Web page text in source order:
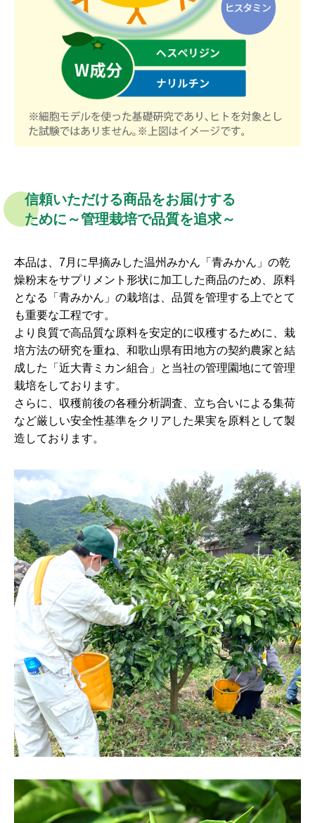
信頼いただける商品をお届けする
ために～管理栽培で品質を追求～
本品は、7月に早摘みした温州みかん「青みかん」の乾
燥粉末をサプリメント形状に加工した商品のため、原料
となる「青みかん」の栽培は、品質を管理する上でとて
も重要な工程です。
より良質で高品質な原料を安定的に収穫するために、栽
培方法の研究を重ね、和歌山県有田地方の契約農家と結
成した「近大青ミカン組合」と当社の管理園地にて管理
栽培をしております。
さらに、収穫前後の各種分析調査、立ち合いによる集荷
など厳しい安全性基準をクリアした果実を原料として製
造しております。